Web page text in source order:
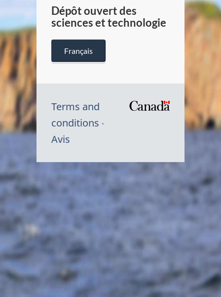
Dépôt ouvert des
sciences et technologie
Français
Terms and
conditions
Avis
Symbole
Canada